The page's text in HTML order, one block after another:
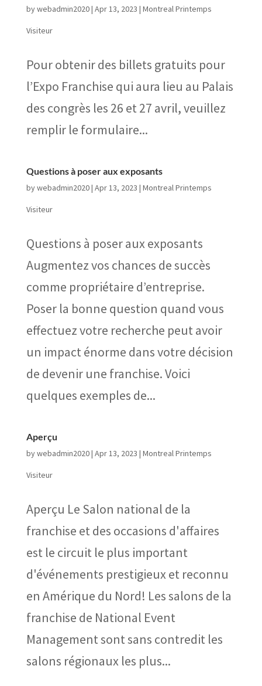
bywebadmin2020| Apr 13, 2023 | Montreal Printemps
Visiteur
Pour obtenir des billets gratuits pour
l’Expo Franchise qui aura lieu au Palais
des congrès les 26 et 27 avril, veuillez
remplir le formulaire...
Questions à poser aux exposants
bywebadmin2020| Apr 13, 2023 | Montreal Printemps
Visiteur
Questions à poser aux exposants
Augmentez vos chances de succès
comme propriétaire d’entreprise.
Poser la bonne question quand vous
effectuez votre recherche peut avoir
un impact énorme dans votre décision
de devenir une franchise. Voici
quelques exemples de...
Aperçu
bywebadmin2020| Apr 13, 2023 | Montreal Printemps
Visiteur
Aperçu Le Salon national de la
franchise et des occasions d'affaires
est le circuit le plus important
d'événements prestigieux et reconnu
en Amérique du Nord! Les salons de la
franchise de National Event
Management sont sans contredit les
salons régionaux les plus...